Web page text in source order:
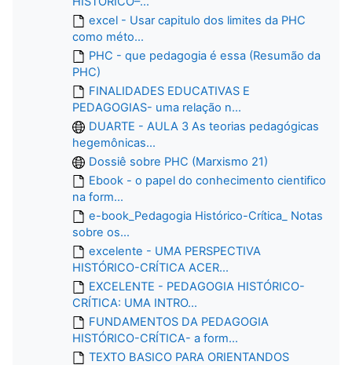
excel - Usar capitulo dos limites da PHC
como méto...
PHC - que pedagogia é essa (Resumão da
PHC)
FINALIDADES EDUCATIVAS E
PEDAGOGIAS- uma relação n...
DUARTE - AULA 3 As teorias pedagógicas
hegemônicas...
Dossiê sobre PHC (Marxismo 21)
Ebook - o papel do conhecimento cientifico
na form...
e-book_Pedagogia Histórico-Crítica_ Notas
sobre os...
excelente - UMA PERSPECTIVA
HISTÓRICO-CRÍTICA ACER...
EXCELENTE - PEDAGOGIA HISTÓRICO-
CRÍTICA: UMA INTRO...
FUNDAMENTOS DA PEDAGOGIA
HISTÓRICO-CRÍTICA- a form...
TEXTO BASICO PARA ORIENTANDOS